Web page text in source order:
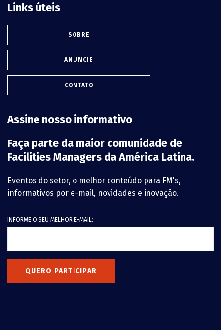
Links úteis
SOBRE
ANUNCIE
CONTATO
Assine nosso informativo
Faça parte da maior comunidade de
Facilities Managers da América Latina.
Eventos do setor, o melhor conteúdo para FM's,
informativos por e-mail, novidades e inovação.
INFORME O SEU MELHOR E-MAIL:
QUERO PARTICIPAR